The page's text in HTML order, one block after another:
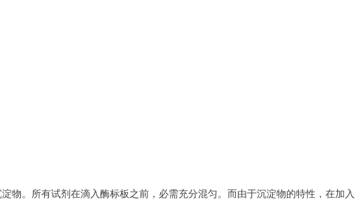
物。所有试剂在滴入酶标板之前，必需充分混匀。而由于沉淀物的特性，在加入